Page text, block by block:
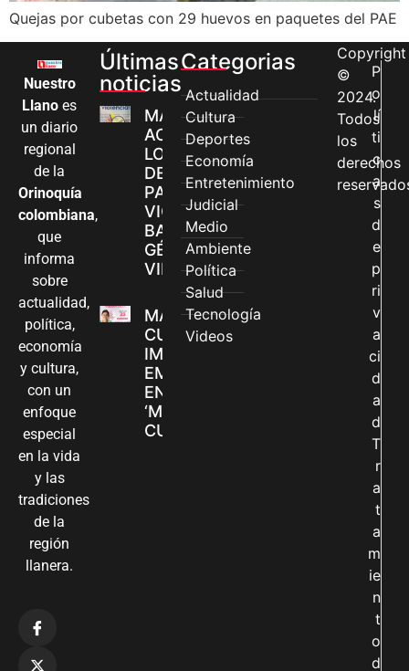
Quejas por cubetas con 29 huevos en paquetes del PAE
Nuestro
Llano es
un diario
regional
de la
Orinoquía
colombiana,
que
informa
sobre
actualidad,
política,
economía
y cultura,
con un
enfoque
especial
en la vida
y las
tradiciones
de la
región
llanera.
Últimas
noticias
MÁS MUJERES
ACCEDEN A
LOS CANALES
DE ATENCIÓN
PARA
VIOLENCIAS
BASADAS EN
GÉNERO EN
VILLAVICENCIO
MADRES
CUIDADORAS
IMPULSAN SUS
EMPRENDIMIENTOS
EN LA FERIA
‘MANOS QUE
CUIDAN Y CREAN’
Categorias
Actualidad
Cultura
Deportes
Economía
Entretenimiento
Judicial
Medio
Ambiente
Política
Salud
Tecnología
Videos
Copyright
©
2024.
Todos
los
derechos
P
o
lí
ti
c
a
s
d
e
p
ri
v
a
ci
d
a
d
T
r
a
t
a
m
ie
n
t
o
d